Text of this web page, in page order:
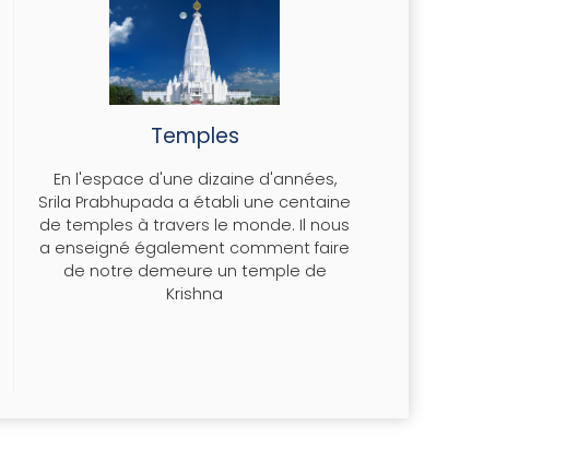
Temples
En l'espace d'une dizaine d'années,
Srila Prabhupada a établi une centaine
de temples à travers le monde. Il nous
a enseigné également comment faire
de notre demeure un temple de
Krishna